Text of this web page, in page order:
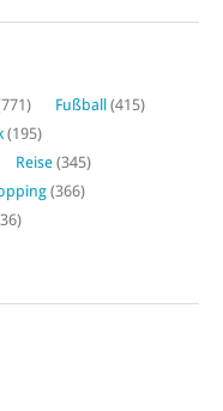
Fußball (415)
(195)
Reise (345)
(366)